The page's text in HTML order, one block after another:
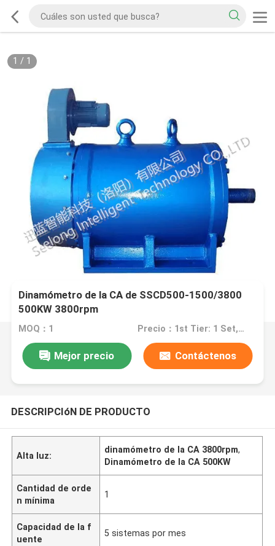
1 / 1
Dinamómetro de la CA de SSCD500-1500/3800
500KW 3800rpm
MOQ：1 Precio：1st Tier: 1 Set, Unit Price USD 3.00 2nd Tier: 2-5 Sets, Unit Price USD 2.00 3rd Tier: Over 5 Sets, Unit Price USD 1.00
Mejor precio Contáctenos
DESCRIPCIóN DE PRODUCTO
Alta luz:
dinamómetro de la CA 3800rpm,
Dinamómetro de la CA 500KW
Cantidad de orde
n mínima
1
Capacidad de la f
uente
5 sistemas por mes